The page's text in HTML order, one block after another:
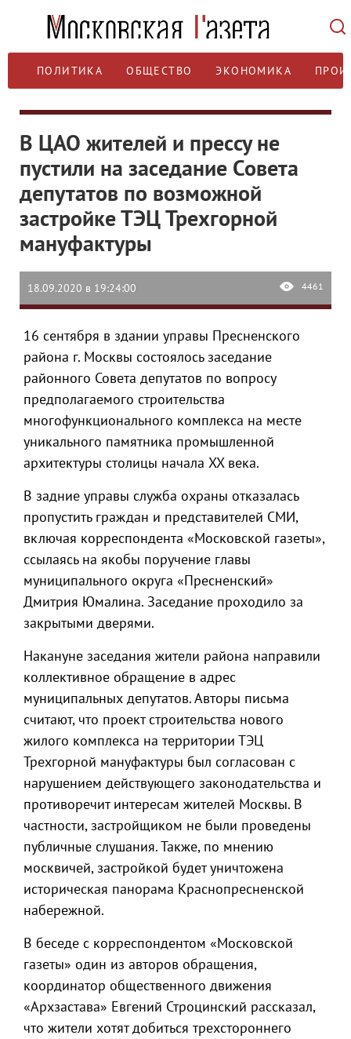
ПОЛИТИКА ОБЩЕСТВО ЭКОНОМИКА
В ЦАО жителей и прессу не
пустили на заседание Совета
депутатов по возможной
застройке ТЭЦ Трехгорной
мануфактуры
18.09.2020 в 19:24:00 4461
16 сентября в здании управы Пресненского
района г. Москвы состоялось заседание
районного Совета депутатов по вопросу
предполагаемого строительства
многофункционального комплекса на месте
уникального памятника промышленной
архитектуры столицы начала XX века.
В задние управы служба охраны отказалась
пропустить граждан и представителей СМИ,
включая корреспондента «Московской газеты»,
ссылаясь на якобы поручение главы
муниципального округа «Пресненский»
Дмитрия Юмалина. Заседание проходило за
закрытыми дверями.
Накануне заседания жители района направили
коллективное обращение в адрес
муниципальных депутатов. Авторы письма
считают, что проект строительства нового
жилого комплекса на территории ТЭЦ
Трехгорной мануфактуры был согласован с
нарушением действующего законодательства и
противоречит интересам жителей Москвы. В
частности, застройщиком не были проведены
публичные слушания. Также, по мнению
москвичей, застройкой будет уничтожена
историческая панорама Краснопресненской
набережной.
В беседе с корреспондентом «Московской
газеты» один из авторов обращения,
координатор общественного движения
«Архзастава» Евгений Строцинский рассказал,
что жители хотят добиться трехстороннего